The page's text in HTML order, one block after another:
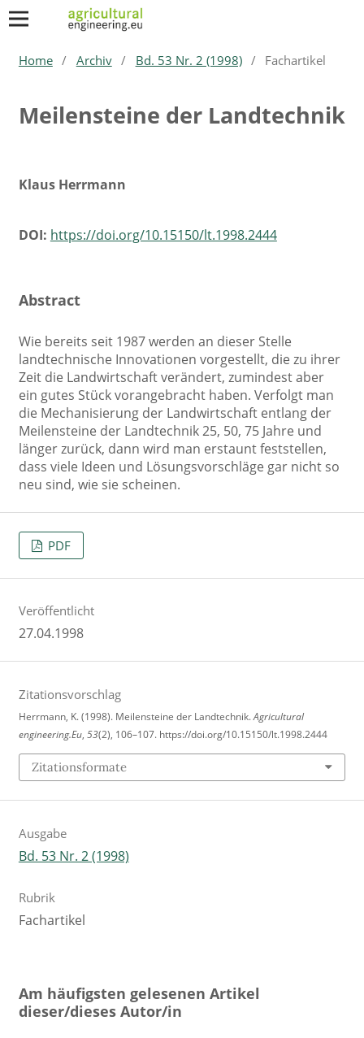
Home / Archiv / Bd. 53 Nr. 2 (1998) / Fachartikel
Meilensteine der Landtechnik
Klaus Herrmann
DOI: https://doi.org/10.15150/lt.1998.2444
Abstract
Wie bereits seit 1987 werden an dieser Stelle
landtechnische Innovationen vorgestellt, die zu ihrer
Zeit die Landwirtschaft verändert, zumindest aber
ein gutes Stück vorangebracht haben. Verfolgt man
die Mechanisierung der Landwirtschaft entlang der
Meilensteine der Landtechnik 25, 50, 75 Jahre und
länger zurück, dann wird man erstaunt feststellen,
dass viele Ideen und Lösungsvorschläge gar nicht so
neu sind, wie sie scheinen.
PDF
Veröffentlicht
27.04.1998
Zitationsvorschlag
Herrmann, K. (1998). Meilensteine der Landtechnik.Agricultural
engineering.Eu, 53(2), 106–107. https://doi.org/10.15150/lt.1998.2444
Zitationsformate
Ausgabe
Bd. 53 Nr. 2 (1998)
Rubrik
Fachartikel
Am häufigsten gelesenen Artikel
dieser/dieses Autor/in